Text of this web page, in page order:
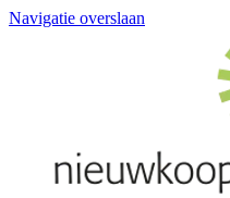
Navigatie overslaan